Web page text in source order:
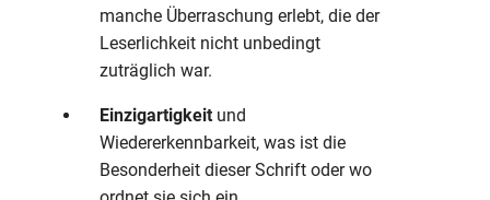
manche Überraschung erlebt, die der
Leserlichkeit nicht unbedingt
zuträglich war.
Einzigartigkeit und
Wiedererkennbarkeit, was ist die
Besonderheit dieser Schrift oder wo